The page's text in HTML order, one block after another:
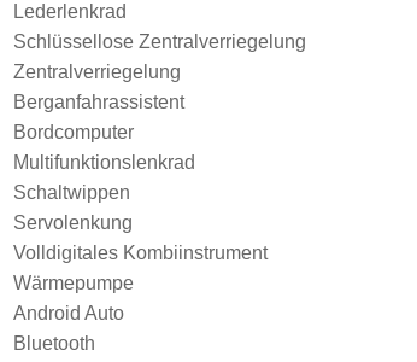
Lederlenkrad
Schlüssellose Zentralverriegelung
Zentralverriegelung
Berganfahrassistent
Bordcomputer
Multifunktionslenkrad
Schaltwippen
Servolenkung
Volldigitales Kombiinstrument
Wärmepumpe
Android Auto
Bluetooth